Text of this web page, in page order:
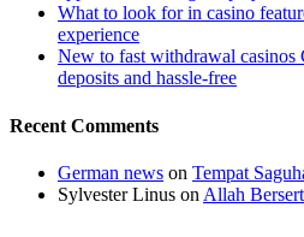
What to look for in casino
experience
New to fast withdrawal casinos
deposits and hassle-free
Recent Comments
German news on Tempat
Sylvester Linus on Allah